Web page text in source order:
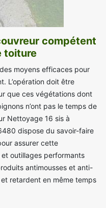
compétent
toiture
moyens efficaces pour
L’opération doit être
que ces végétations dont
n’ont pas le temps de
Nettoyage 16 sis à
dispose du savoir-faire
assurer cette
outillages performants
antimousses et anti-
retardent en même temps